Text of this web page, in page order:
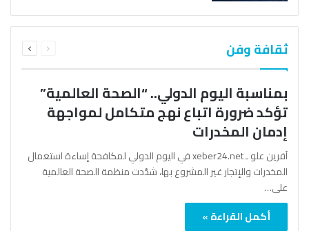
ثقافة وفن الصفحةالصفحة
بمناسبة اليوم الدولي.. “الصحة العالمية”
تؤكد ضرورة اتباع نهج متكامل لمواجهة
إدمان المخدرات
آفرين علو ـ xeber24.net في اليوم الدولي لمكافحة إساءة استعمال
المخدرات والإتجار غير المشروع بها، شدّدت منظمة الصحة العالمية
على…
أكمل القراءة »